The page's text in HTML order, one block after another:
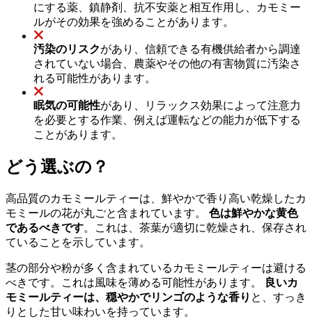
にする薬、鎮静剤、抗不安薬と相互作用し、カモミー
ルがその効果を強めることがあります。
汚染のリスクがあり、信頼できる有機供給者から調達
されていない場合、農薬やその他の有害物質に汚染さ
れる可能性があります。
眠気の可能性があり、リラックス効果によって注意力
を必要とする作業、例えば運転などの能力が低下する
ことがあります。
どう選ぶの？
高品質のカモミールティーは、鮮やかで香り高い乾燥したカ
モミールの花が丸ごと含まれています。 色は鮮やかな黄色
であるべきです。これは、茶葉が適切に乾燥され、保存され
ていることを示しています。
茎の部分や粉が多く含まれているカモミールティーは避ける
べきです。これは風味を薄める可能性があります。
良いカ
モミールティーは、穏やかでリンゴのような香り と、すっき
りとした甘い味わいを持っています。